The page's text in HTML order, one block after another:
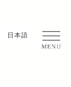
日本語